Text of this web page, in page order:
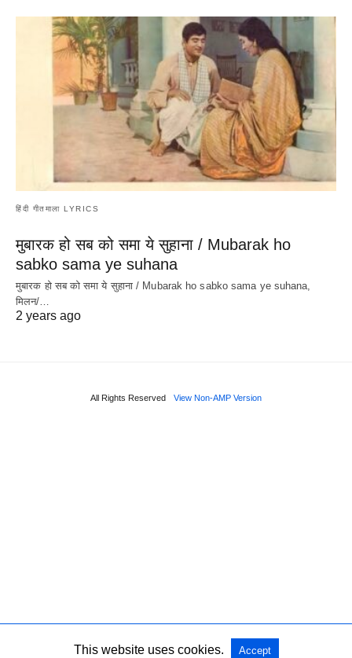
हिंदी गीतमाला LYRICS
मुबारक हो सब को समा ये सुहाना / Mubarak ho
sabko sama ye suhana
मुबारक हो सब को समा ये सुहाना / Mubarak ho sabko sama ye suhana,
मिलन/…
2 years ago
All Rights Reserved View Non-AMP Version
This website uses cookies. Accept